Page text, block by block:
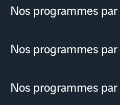
Nos programmes par
Nos programmes par
Nos programmes par